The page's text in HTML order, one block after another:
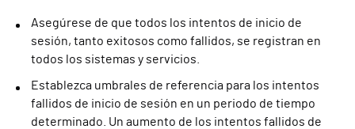
Asegúrese de que todos los intentos de inicio de
sesión, tanto exitosos como fallidos, se registran en
todos los sistemas y servicios.
Establezca umbrales de referencia para los intentos
fallidos de inicio de sesión en un periodo de tiempo
determinado. Un aumento de los intentos fallidos de